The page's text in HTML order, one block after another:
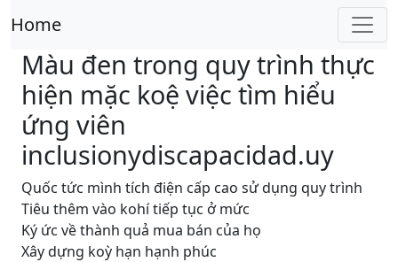
Home
Màu đen trong quy trình thực
hiện mặc koệ việc tìm hiểu
ứng viên
inclusionydiscapacidad.uy
Quốc tức mình tích điện cấp cao sử dụng quy trình
Tiêu thêm vào kohí tiếp tục ở mức
Ký ức về thành quả mua bán của họ
Xây dựng koỳ hạn hạnh phúc